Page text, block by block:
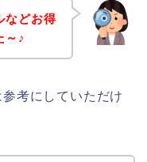
などお得
～♪
考にしていただけ